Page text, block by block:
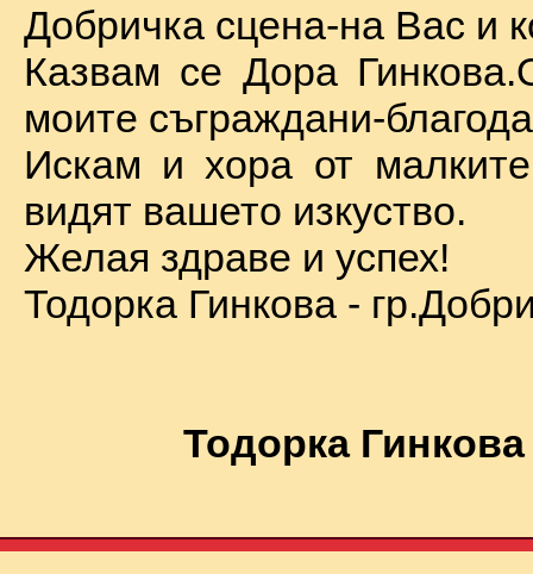
Добричка сцена-на Вас и
Казвам се Дора
моите съграждани-
Искам и хора от
видят вашето изкуство.
Желая здраве и успех!
Тодорка Гинкова -
Тодорка